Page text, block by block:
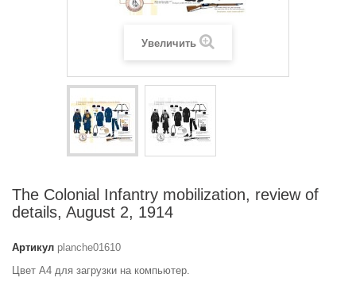
Увеличить
The Colonial Infantry mobilization, review of
details, August 2, 1914
Артикул planche01610
Цвет A4 для загрузки на компьютер.